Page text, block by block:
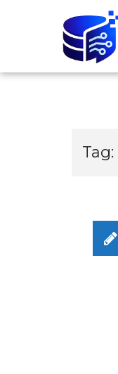
Tag: